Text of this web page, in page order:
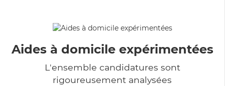
Aides à domicile expérimentées
L'ensemble candidatures sont
rigoureusement analysées